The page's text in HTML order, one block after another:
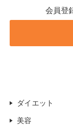
会員登
ダイエット
美容